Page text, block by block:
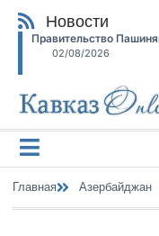
Новости
Правительство
02/08/2026
Главная Азербайджан